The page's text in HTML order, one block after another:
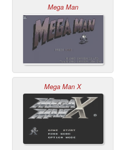
Mega Man
Mega Man X